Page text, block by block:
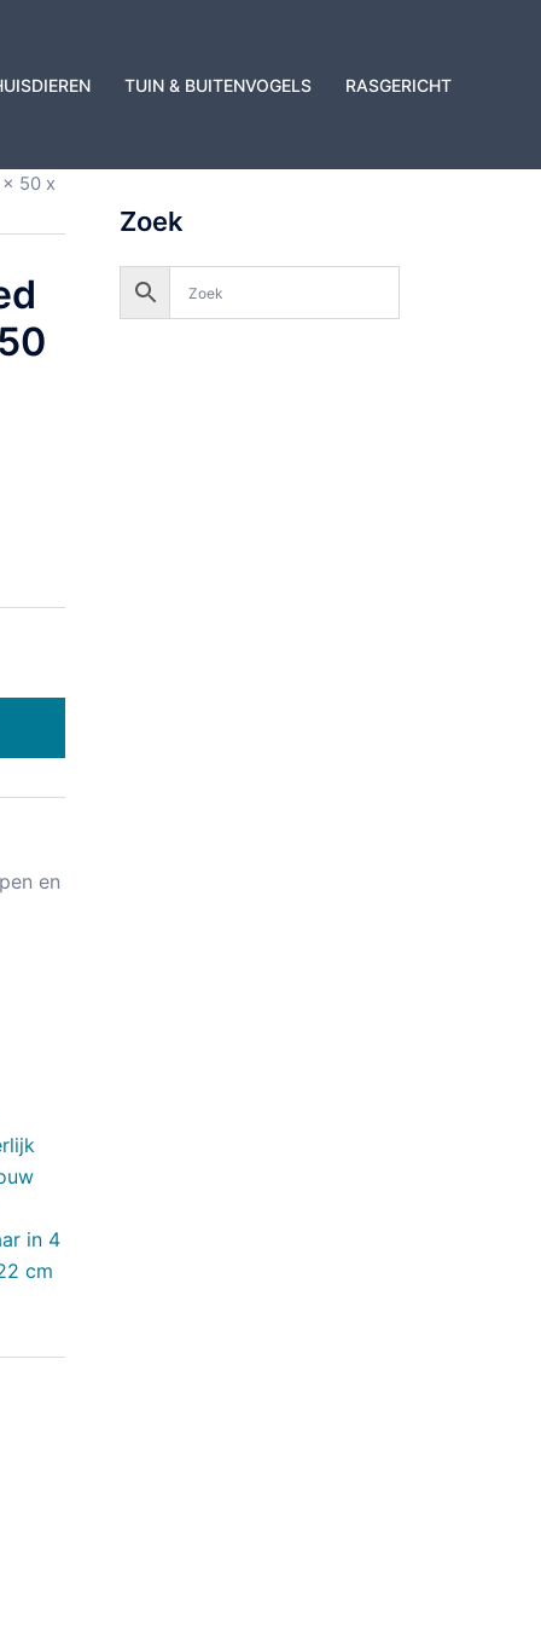
TUIN & BUITENVOGELS RASGERICHT
50 x
en
in 4
cm
Zoek